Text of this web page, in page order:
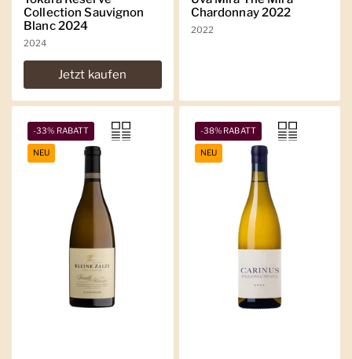
Collection Sauvignon
Blanc 2024
2024
Jetzt kaufen
Chardonnay 2022
2022
-33% RABATT
NEU
-38% RABATT
NEU